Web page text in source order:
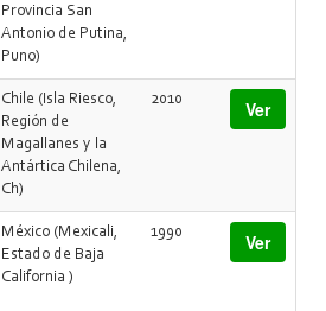
Provincia San
Antonio de Putina,
Puno)
Chile (Isla Riesco,
Región de
Magallanes y la
Antártica Chilena,
Ch)
2010 Ver
México (Mexicali,
Estado de Baja
California )
1990 Ver